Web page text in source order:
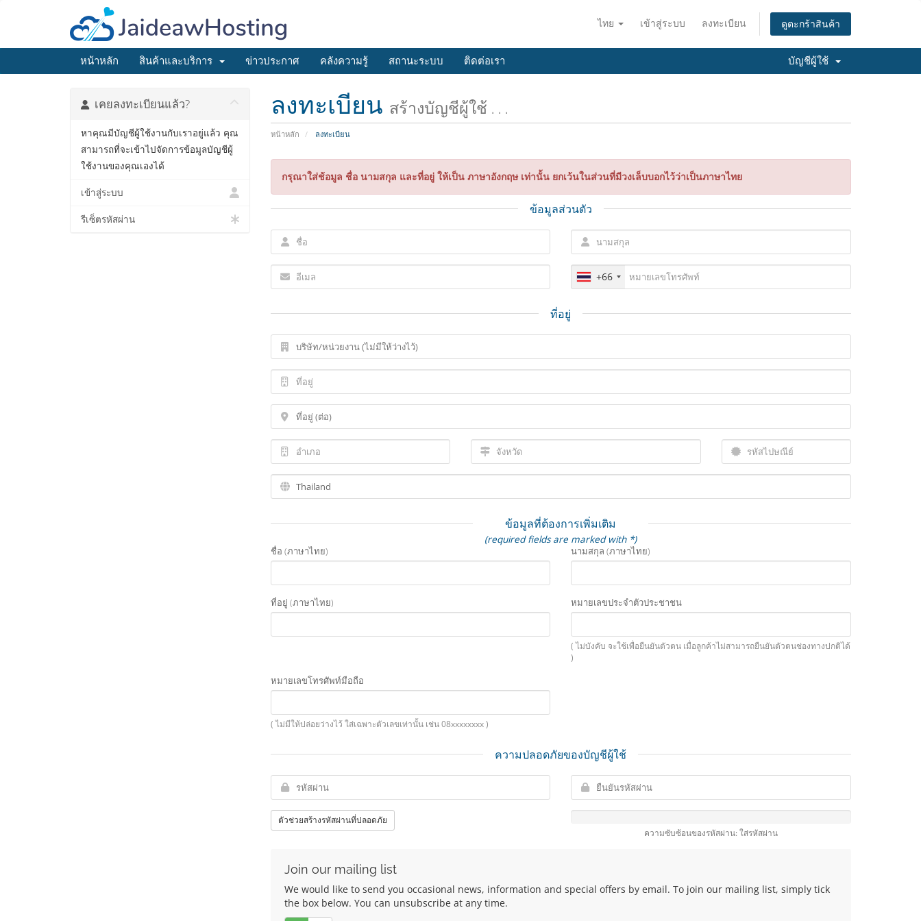
ไทย เข้าสู่ระบบ ลงทะเบียน ดูตะกร้าสินค้า
หน้าหลัก สินค้าและบริการ ข่าวประกาศ คลังความรู้ สถานะระบบ ติดต่อเรา บัญชีผู้ใช้
ลงทะเบียน สร้างบัญชีผู้ใช้ . . .
หน้าหลัก ลงทะเบียน
เคยลงทะเบียนแล้ว?
หาคุณมีบัญชีผู้ใช้งานกับเราอยู่แล้ว คุณ
สามารถที่จะเข้าไปจัดการข้อมูลบัญชีผู้
ใช้งานของคุณเองได้
เข้าสู่ระบบ
รีเซ็ตรหัสผ่าน
กรุณาใส่ช้อมูล ชื่อ นามสกุล และที่อยู่ ให้เป็น ภาษาอังกฤษ เท่านั้น ยกเว้นในส่วนที่มีวงเล็บบอกไว้ว่าเป็นภาษาไทย
ข้อมูลส่วนตัว
+66
ที่อยู่
ข้อมูลที่ต้องการเพิ่มเติม
(required fields are marked with *)
ชื่อ (ภาษาไทย) นามสกุล (ภาษาไทย)
ที่อยู่ (ภาษาไทย) หมายเลขประจำตัวประชาชน
( ไม่บังคับ จะใช้เพื่อยืนยันตัวตน เมื่อลูกค้าไม่สามารถยืนยันตัวตนช่องทางปกติได้
)
หมายเลขโทรศัพท์มือถือ
( ไม่มีให้ปล่อยว่างไว้ ใส่เฉพาะตัวเลขเท่านั้น เช่น 08xxxxxxxx )
ความปลอดภัยของบัญชีผู้ใช้
ตัวช่วยสร้างรหัสผ่านที่ปลอดภัย
ความซับซ้อนของรหัสผ่าน: ใส่รหัสผ่าน
Join our mailing list
We would like to send you occasional news, information and special offers by email. To join our mailing list, simply tick
the box below. You can unsubscribe at any time.